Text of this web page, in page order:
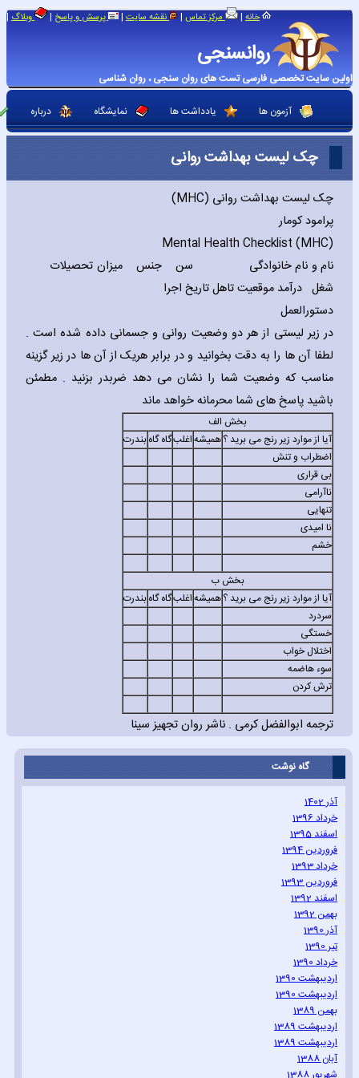
روانسنجی
اولین سایت تخصصی فارسی تست های روان سنجی ، روان شناسی
خانه | مرکز تماس | نقشه سایت | پرسش و پاسخ | وبلاگ |
آزمون ها یادداشت ها نمایشگاه درباره
چک لیست بهداشت روانی
چک لیست بهداشت روانی (MHC
)
پرامود کومار
Mental Health Checklist (MHC)
نام و نام خانوادگی سن جنس میزان تحصیلات
شغل درآمد موقعیت تاهل تاریخ اجرا
دستورالعمل
در زیر لیستی از هر دو وضعیت روانی و جسمانی داده شده است .
لطفا آن ها را به دقت بخوانید و در برابر هریک از آن ها در زیر گزینه
مناسب که وضعیت شما را نشان می دهد ضربدر بزنید . مطمئن
باشید پاسخ های شما محرمانه خواهد ماند
بخش الف
آیا از موارد زیر رنج می برید ؟همیشهاغلبگاه گاهبندرت
اضطراب و تنش
بی قراری
ناآرامی
تنهایی
نا امیدی
خشم
بخش ب
آیا از موارد زیر رنج می برید ؟همیشهاغلبگاه گاهبندرت
سردرد
خستگی
اختلال خواب
سوء هاضمه
ترش کردن
ترجمه ابوالفضل کرمی . ناشر روان تجهیز سینا
گاه نوشت
آذر 1402
خرداد 1396
اسفند 1395
فروردین 1394
خرداد 1393
فروردین 1393
اسفند 1392
بهمن 1392
آذر 1390
تیر 1390
خرداد 1390
اردیبهشت 1390
اردیبهشت 1390
بهمن 1389
اردیبهشت 1389
اردیبهشت 1389
آبان 1388